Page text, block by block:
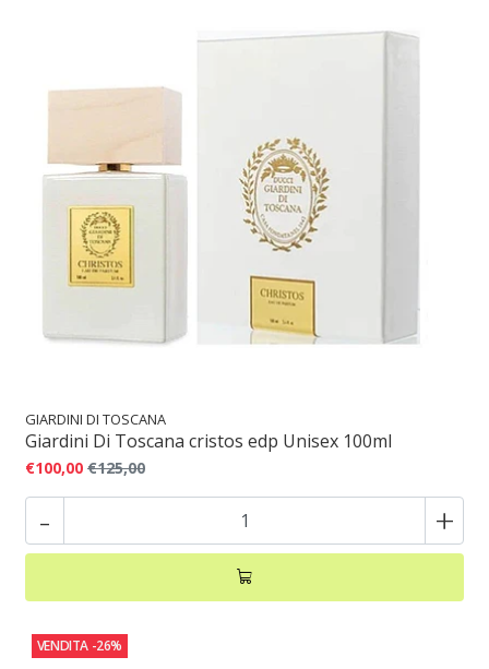
GIARDINI DI TOSCANA
Giardini Di Toscana cristos edp Unisex 100ml
€100,00 €125,00
- +
VENDITA -26%